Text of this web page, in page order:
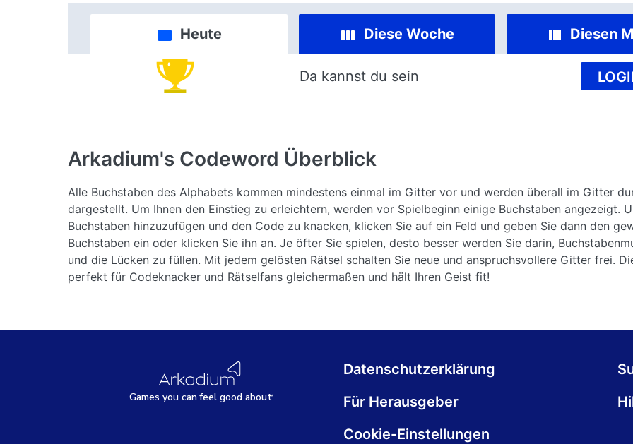
Heute Diese Woche Diesen
Da kannst du sein
Arkadium's Codeword Überblick
Alle Buchstaben des Alphabets kommen mindestens einmal im Gitter vor und werden überall im Gitter
dargestellt. Um Ihnen den Einstieg zu erleichtern, werden vor Spielbeginn einige Buchstaben angezeigt.
Buchstaben hinzuzufügen und den Code zu knacken, klicken Sie auf ein Feld und geben Sie dann den
Buchstaben ein oder klicken Sie ihn an. Je öfter Sie spielen, desto besser werden Sie darin,
und die Lücken zu füllen. Mit jedem gelösten Rätsel schalten Sie neue und anspruchsvollere Gitter frei.
perfekt für Codeknacker und Rätselfans gleichermaßen und hält Ihren Geist fit!
Games you canfeel good about
Datenschutzerklärung
Für Herausgeber
Cookie-Einstellungen